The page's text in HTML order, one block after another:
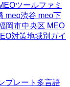
ツールファミ
meo渋谷 meo下
岡市中央区 MEO
対策地域別ガイ
プレート 多言語